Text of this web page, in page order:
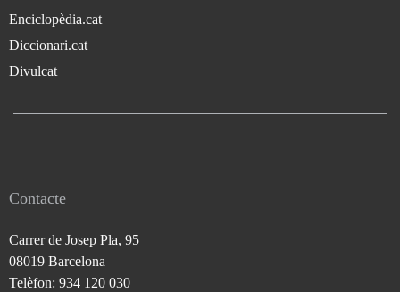
Enciclopèdia.cat
Diccionari.cat
Divulcat
Contacte
Carrer de Josep Pla, 95
08019 Barcelona
Telèfon: 934 120 030